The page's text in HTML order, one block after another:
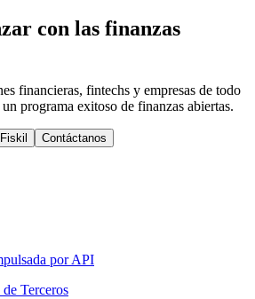
con las finanzas
financieras, fintechs y empresas de todo
programa exitoso de finanzas abiertas.
Contáctanos
por API
Terceros